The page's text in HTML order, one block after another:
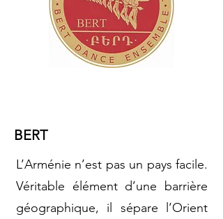
BERT
L’Arménie n’est pas un pays facile.
Véritable élément d’une barrière
géographique, il sépare l’Orient